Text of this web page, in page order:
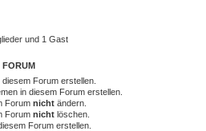
und 1 Gast
FORUM
Forum erstellen.
in diesem Forum erstellen.
Forum nicht ändern.
Forum nicht löschen.
Forum erstellen.